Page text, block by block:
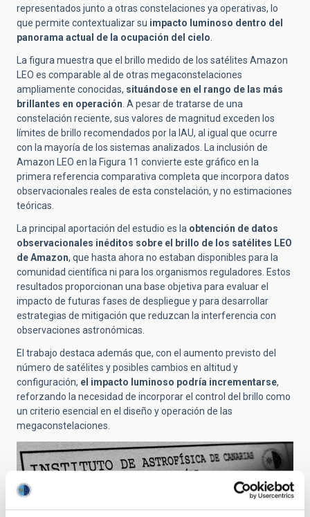
representados junto a otras constelaciones ya operativas, lo
que permite contextualizar su impacto luminoso dentro del
panorama actual de la ocupación del cielo
La figura muestra que el brillo medido de los satélites Amazon
LEO es comparable al de otras megaconstelaciones
ampliamente conocidas, situándose en el rango de las más
brillantes en operación . A pesar de tratarse de una
constelación reciente, sus valores de magnitud exceden los
límites de brillo recomendados por la IAU, al igual que ocurre
con la mayoría de los sistemas analizados. La inclusión de
Amazon LEO en la Figura 11 convierte este gráfico en la
primera referencia comparativa completa que incorpora datos
observacionales reales de esta constelación, y no estimaciones
teóricas.
La principal aportación del estudio es la obtención de datos
observacionales inéditos sobre el brillo de los satélites LEO
de Amazon, que hasta ahora no estaban disponibles para la
comunidad científica ni para los organismos reguladores. Estos
resultados proporcionan una base objetiva para evaluar el
impacto de futuras fases de despliegue y para desarrollar
estrategias de mitigación que reduzcan la interferencia con
observaciones astronómicas.
El trabajo destaca además que, con el aumento previsto del
número de satélites y posibles cambios en altitud y
configuración, el impacto luminoso podría incrementarse,
reforzando la necesidad de incorporar el control del brillo como
un criterio esencial en el diseño y operación de las
megaconstelaciones.